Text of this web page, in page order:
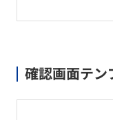
確認画面テ